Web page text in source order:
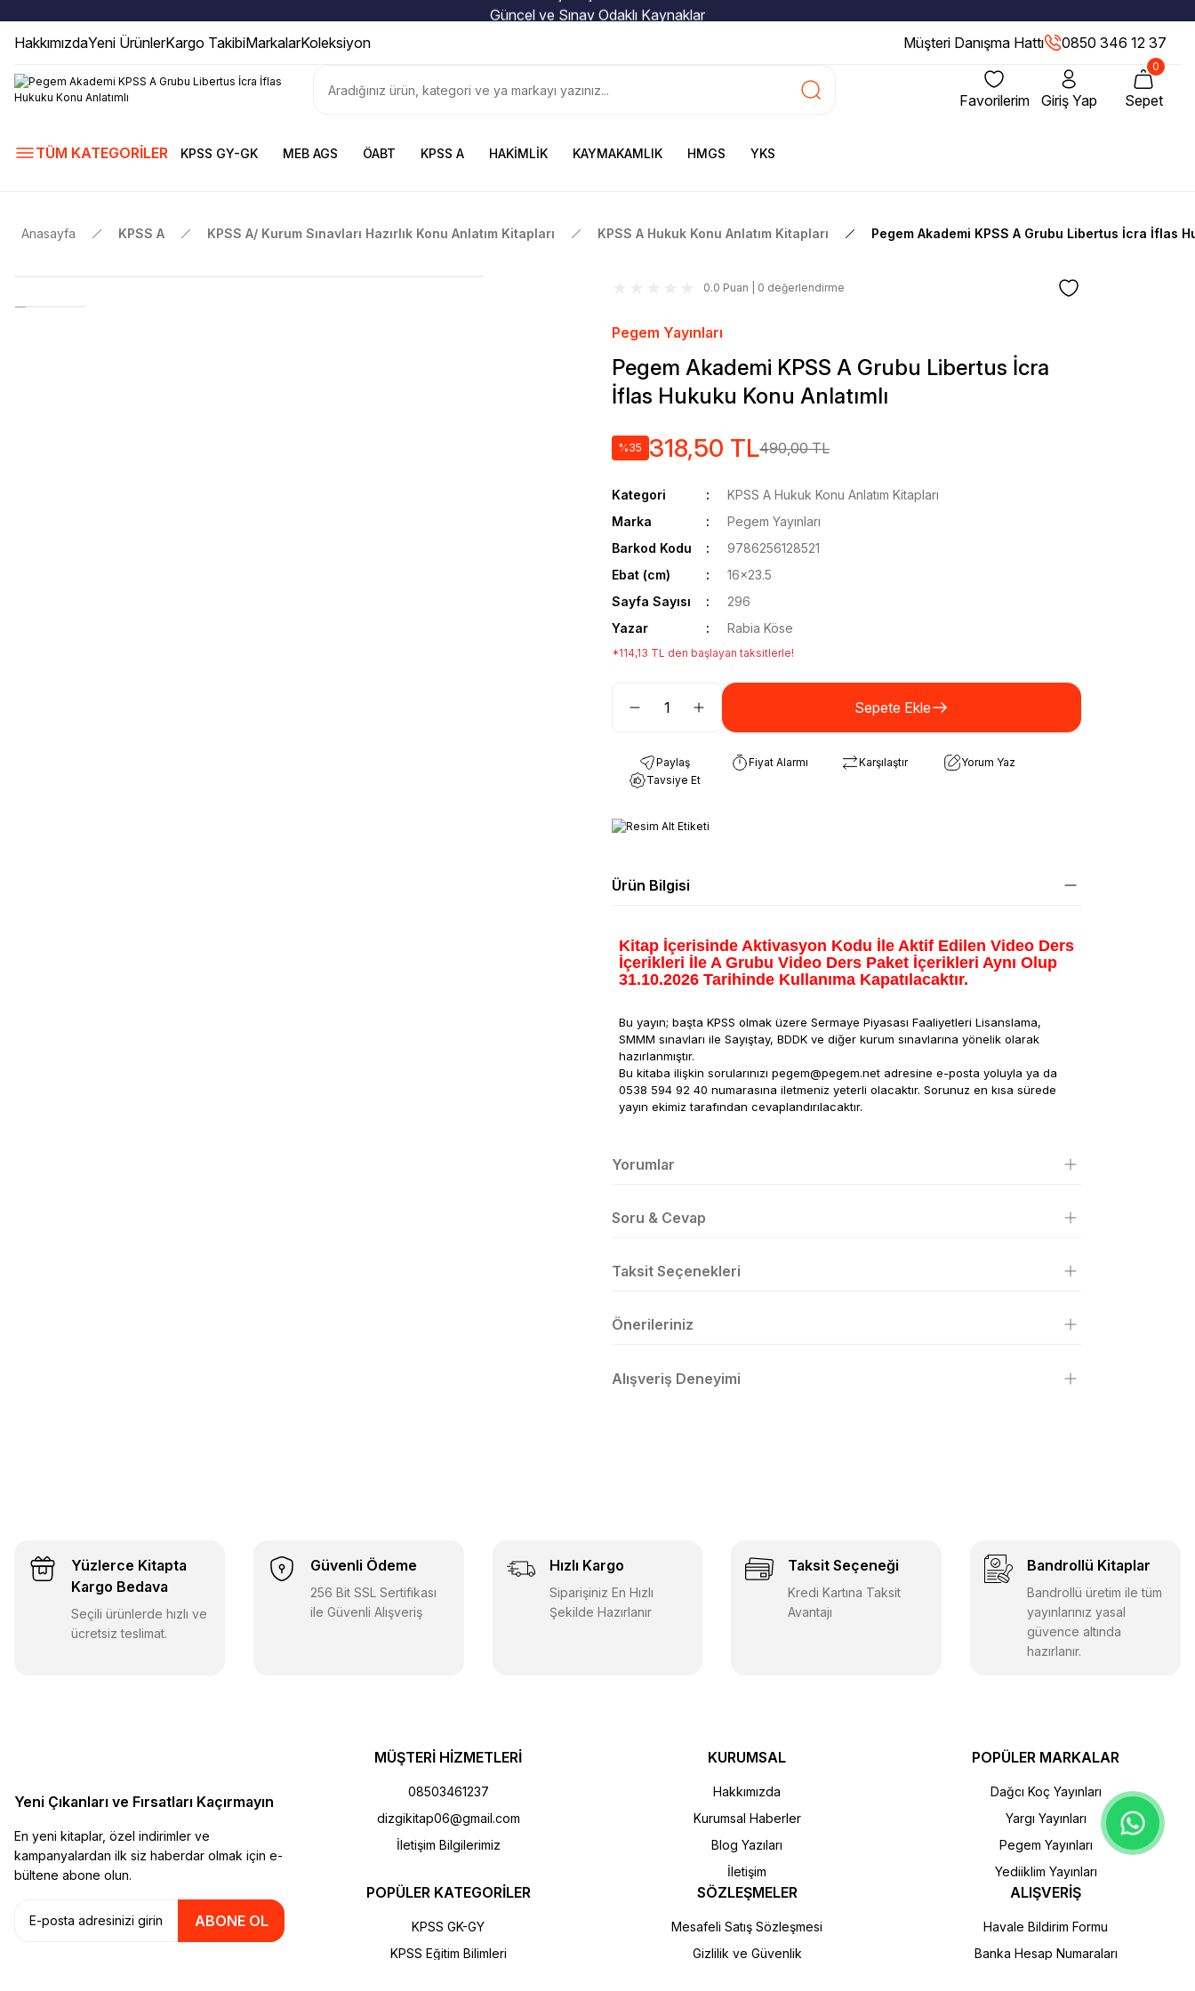
Güncel ve Sınav Odaklı Kaynaklar
HakkımızdaYeni ÜrünlerKargo TakibiMarkalarKoleksiyon Müşteri Danışma Hattı 0850 346 12 37
Favorilerim Giriş Yap
0
Sepet
TÜM KATEGORİLER KPSS GY-GK MEB AGS ÖABT KPSS A HAKİMLİK KAYMAKAMLIK HMGS YKS
Anasayfa KPSS A KPSS A/ Kurum Sınavları Hazırlık Konu Anlatım Kitapları KPSS A Hukuk Konu Anlatım Kitapları Pegem Akademi KPSS A Grubu Libertus İcra İflas
0.0 Puan | 0 değerlendirme
Pegem Yayınları
Pegem Akademi KPSS A Grubu Libertus İcra
İflas Hukuku Konu Anlatımlı
%35 318,50 TL490,00 TL
Kategori
KPSS A Hukuk Konu Anlatım Kitapları
Marka
Pegem Yayınları
Barkod Kodu
9786256128521
Ebat (cm)
16x23.5
Sayfa Sayısı
296
Yazar
Rabia Köse
*114,13 TL den başlayan taksitlerle!
Sepete Ekle
Paylaş Fiyat Alarmı Karşılaştır
Yorum Yaz
Tavsiye Et
Ürün Bilgisi
Kitap İçerisinde Aktivasyon Kodu İle Aktif Edilen Video Ders
İçerikleri İle A Grubu Video Ders Paket İçerikleri Aynı Olup
31.10.2026 Tarihinde Kullanıma Kapatılacaktır.
Bu yayın; başta KPSS olmak üzere Sermaye Piyasası Faaliyetleri Lisanslama,
SMMM sınavları ile Sayıştay, BDDK ve diğer kurum sınavlarına yönelik olarak
hazırlanmıştır.
Bu kitaba ilişkin sorularınızı pegem@pegem.net adresine e-posta yoluyla ya da
0538 594 92 40 numarasına iletmeniz yeterli olacaktır. Sorunuz en kısa sürede
yayın ekimiz tarafından cevaplandırılacaktır.
Yorumlar
Soru & Cevap
Taksit Seçenekleri
Önerileriniz
Alışveriş Deneyimi
Yüzlerce Kitapta
Kargo Bedava
Seçili ürünlerde hızlı ve
ücretsiz teslimat.
Güvenli Ödeme
256 Bit SSL Sertifikası
ile Güvenli Alışveriş
Hızlı Kargo
Siparişiniz En Hızlı
Şekilde Hazırlanır
Taksit Seçeneği
Kredi Kartına Taksit
Avantajı
Bandrollü Kitaplar
Bandrollü üretim ile tüm
yayınlarınız yasal
güvence altında
hazırlanır.
Yeni Çıkanları ve Fırsatları Kaçırmayın
En yeni kitaplar, özel indirimler ve
kampanyalardan ilk siz haberdar olmak için e-
bültene abone olun.
ABONE OL
MÜŞTERİ HİZMETLERİ
08503461237
dizgikitap06@gmail.com
İletişim Bilgilerimiz
KURUMSAL
Hakkımızda
Kurumsal Haberler
Blog Yazıları
İletişim
POPÜLER MARKALAR
Dağcı Koç Yayınları
Yargı Yayınları
Pegem Yayınları
Yediiklim Yayınları
POPÜLER KATEGORİLER
KPSS GK-GY
KPSS Eğitim Bilimleri
SÖZLEŞMELER
Mesafeli Satış Sözleşmesi
Gizlilik ve Güvenlik
ALIŞVERİŞ
Havale Bildirim Formu
Banka Hesap Numaraları